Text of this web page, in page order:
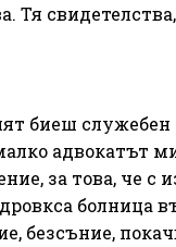
Тя
биеш служебен
адвокатът
за това, че с
болница
безсъние,